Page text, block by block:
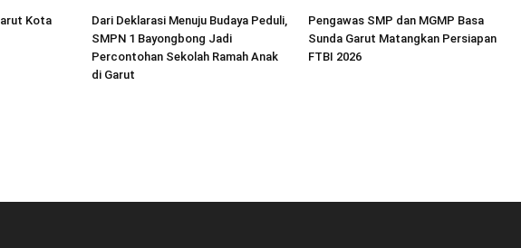
Kota
Dari Deklarasi Menuju Budaya Peduli,
SMPN 1 Bayongbong Jadi
Percontohan Sekolah Ramah Anak
di Garut
Pengawas SMP dan MGMP Basa
Sunda Garut Matangkan Persiapan
FTBI 2026